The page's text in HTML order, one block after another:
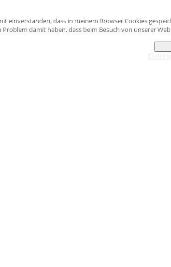
einverstanden, dass in meinem Browser Cookies
Problem damit haben, dass beim Besuch von unserer